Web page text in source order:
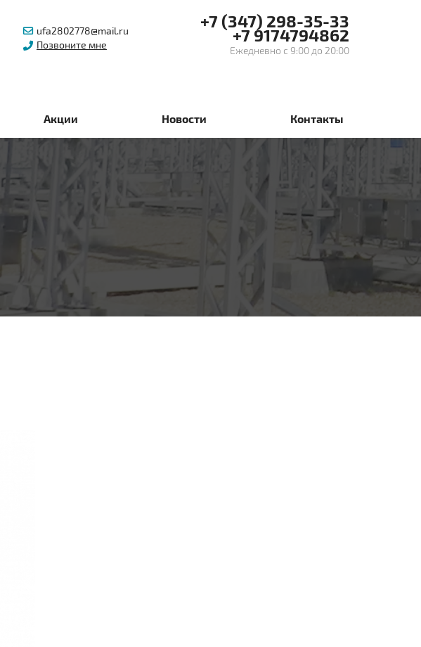
ufa2802778@mail.ru
Позвоните мне
+7 (347) 298-35-33
+7 9174794862
Ежедневно с 9:00 до 20:00
Акции Новости Контакты